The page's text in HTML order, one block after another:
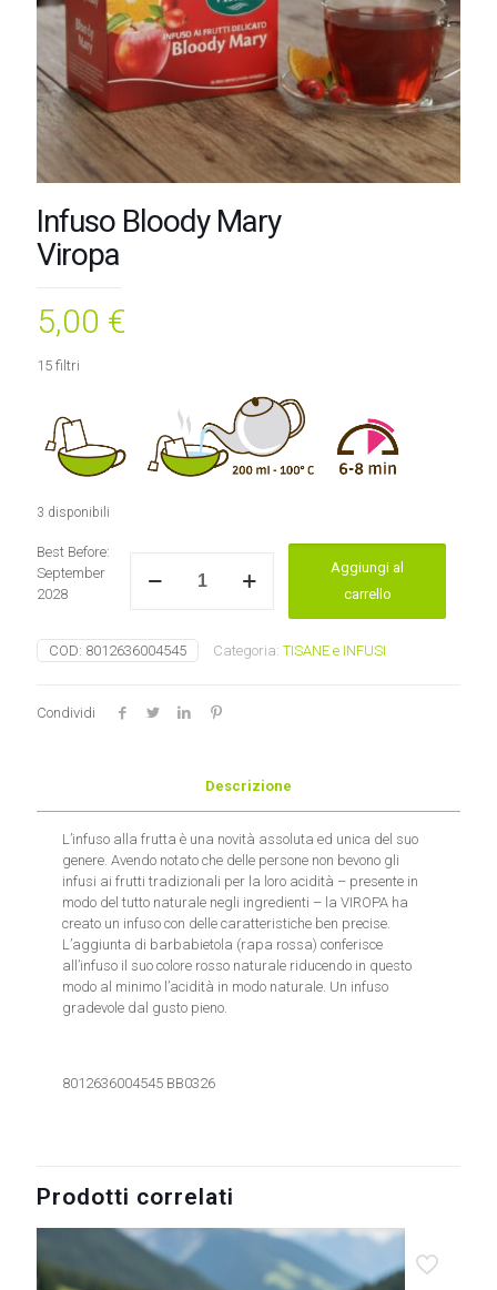
Infuso Bloody Mary
Viropa
5,00 €
15 filtri
3 disponibili
Best Before:
September
2028
Bloody
quantità
Aggiungi al
carrello
COD: 8012636004545 Categoria: TISANE e INFUSI
Condividi
Descrizione
L’infuso alla frutta è una novità assoluta ed unica del suo
genere. Avendo notato che delle persone non bevono gli
infusi ai frutti tradizionali per la loro acidità – presente in
modo del tutto naturale negli ingredienti – la VIROPA ha
creato un infuso con delle caratteristiche ben precise.
L’aggiunta di barbabietola (rapa rossa) conferisce
all’infuso il suo colore rosso naturale riducendo in questo
modo al minimo l’acidità in modo naturale. Un infuso
gradevole dal gusto pieno.
8012636004545 BB0326
Prodotti correlati